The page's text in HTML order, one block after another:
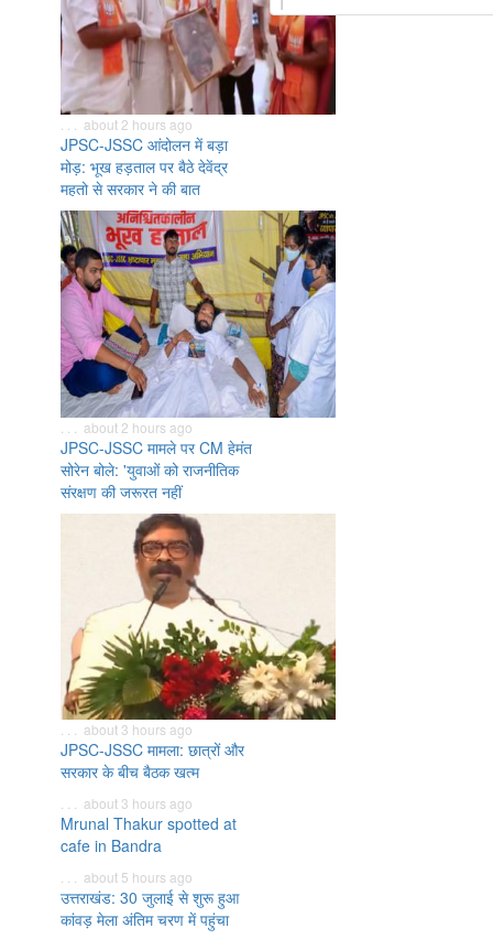
. . . about 2 hours ago
JPSC-JSSC आंदोलन में बड़ा
मोड़: भूख हड़ताल पर बैठे देवेंद्र
महतो से सरकार ने की बात
. . . about 2 hours ago
JPSC-JSSC मामले पर CM हेमंत
सोरेन बोले: 'युवाओं को राजनीतिक
संरक्षण की जरूरत नहीं
. . . about 3 hours ago
JPSC-JSSC मामला: छात्रों और
सरकार के बीच बैठक खत्म
. . . about 3 hours ago
Mrunal Thakur spotted at
cafe in Bandra
. . . about 5 hours ago
उत्तराखंड: 30 जुलाई से शुरू हुआ
कांवड़ मेला अंतिम चरण में पहुंचा